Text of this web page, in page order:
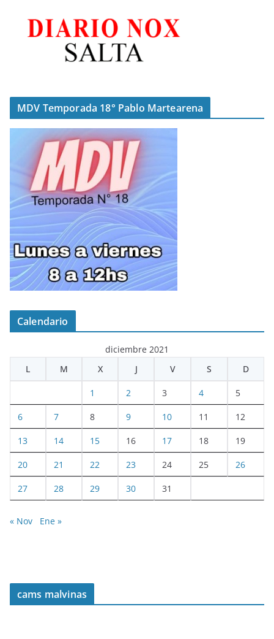
MDV Temporada 18° Pablo Martearena
Calendario
diciembre 2021
L
M X J V S D
1 2 3 4 5
6 7 8 9 10 11 12
13 14 15 16 17 18 19
20 21 22 23 24 25 26
27 28 29 30 31
« Nov Ene »
cams malvinas